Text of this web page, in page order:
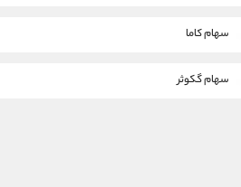
سهام کاما
سهام گکوثر